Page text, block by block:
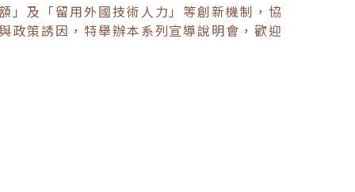
」及「留用外國技術人力」等創新機制，協
政策誘因，特舉辦本系列宣導說明會，歡迎